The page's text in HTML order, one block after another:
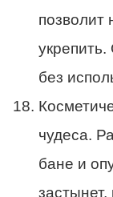
позволит
без
чудеса.
бане и
застынет,